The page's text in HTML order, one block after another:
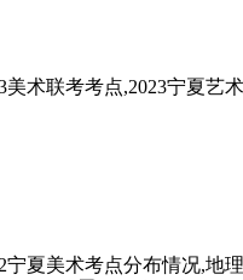
术联考考点,2023宁夏
夏美术考点分布情况,地